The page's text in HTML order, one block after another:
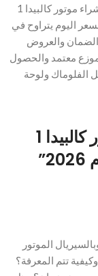
يظل شارع الجمهورية من أفضل الأماكن في مصر لشراء موتور كالبيدا 1
اليوم يتراوح في
التاجر والضمان والعروض
معتمد والحصول
الفلوماك ولوحة
سعر موتور كالبيدا 1
”
الموتور
تتم المعرفة؟